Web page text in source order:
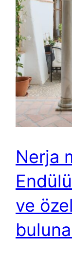
Nerja
ve